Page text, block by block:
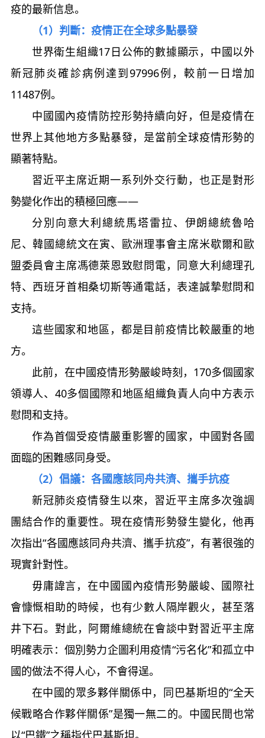
疫的最新信息。
（1）判斷：疫情正在全球多點暴發
世界衛生組織17日公佈的數據顯示，中國以外
新冠肺炎確診病例達到97996例，較前一日增加
11487例。
中國國內疫情防控形勢持續向好，但是疫情在
世界上其他地方多點暴發，是當前全球疫情形勢的
顯著特點。
習近平主席近期一系列外交行動，也正是對形
勢變化作出的積極回應——
分別向意大利總統馬塔雷拉、伊朗總統魯哈
尼、韓國總統文在寅、歐洲理事會主席米歇爾和歐
盟委員會主席馮德萊恩致慰問電，同意大利總理孔
特、西班牙首相桑切斯等通電話，表達誠摯慰問和
支持。
這些國家和地區，都是目前疫情比較嚴重的地
方。
此前，在中國疫情形勢嚴峻時刻，170多個國家
領導人、40多個國際和地區組織負責人向中方表示
慰問和支持。
作為首個受疫情嚴重影響的國家，中國對各國
面臨的困難感同身受。
（2）倡議：各國應該同舟共濟、 攜手抗疫
新冠肺炎疫情發生以來，習近平主席多次強調
團結合作的重要性。現在疫情形勢發生變化，他再
次指出“各國應該同舟共濟、攜手抗疫”，有著很強的
現實針對性。
毋庸諱言，在中國國內疫情形勢嚴峻、國際社
會慷慨相助的時候，也有少數人隔岸觀火，甚至落
井下石。對此，阿爾維總統在會談中對習近平主席
明確表示：個別勢力企圖利用疫情“污名化”和孤立中
國的做法不得人心，不會得逞。
在中國的眾多夥伴關係中，同巴基斯坦的“全天
候戰略合作夥伴關係”是獨一無二的。中國民間也常
以“巴鐵”之稱指代巴基斯坦。